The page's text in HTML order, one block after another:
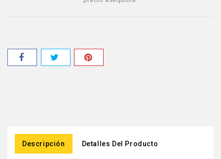
Descripción Detalles Del Producto